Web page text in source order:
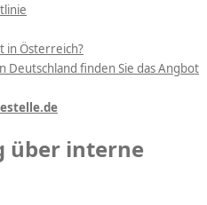
in Österreich?
Deutschland finden Sie das Angbot
über interne